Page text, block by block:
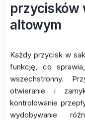
przycisków
altowym
Każdy przycisk w
funkcję, co
wszechstronny.
otwieranie i
kontrolowanie
wydobywanie